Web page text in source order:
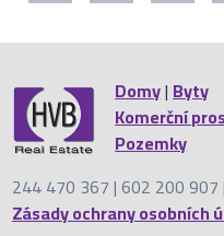
Domy|Byty
Komerční
Pozemky
244 470 367 | 602 200
Zásady ochrany osobních